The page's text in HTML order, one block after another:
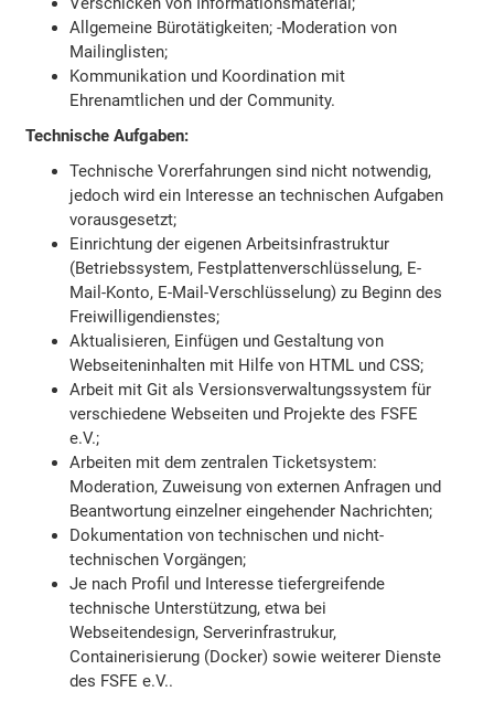
Allgemeine Bürotätigkeiten; -Moderation von
Mailinglisten;
Kommunikation und Koordination mit
Ehrenamtlichen und der Community.
Technische Aufgaben:
Technische Vorerfahrungen sind nicht notwendig,
jedoch wird ein Interesse an technischen Aufgaben
vorausgesetzt;
Einrichtung der eigenen Arbeitsinfrastruktur
(Betriebssystem, Festplattenverschlüsselung, E-
Mail-Konto, E-Mail-Verschlüsselung) zu Beginn des
Freiwilligendienstes;
Aktualisieren, Einfügen und Gestaltung von
Webseiteninhalten mit Hilfe von HTML und CSS;
Arbeit mit Git als Versionsverwaltungssystem für
verschiedene Webseiten und Projekte des FSFE
e.V.;
Arbeiten mit dem zentralen Ticketsystem:
Moderation, Zuweisung von externen Anfragen und
Beantwortung einzelner eingehender Nachrichten;
Dokumentation von technischen und nicht-
technischen Vorgängen;
Je nach Profil und Interesse tiefergreifende
technische Unterstützung, etwa bei
Webseitendesign, Serverinfrastrukur,
Containerisierung (Docker) sowie weiterer Dienste
des FSFE e.V..